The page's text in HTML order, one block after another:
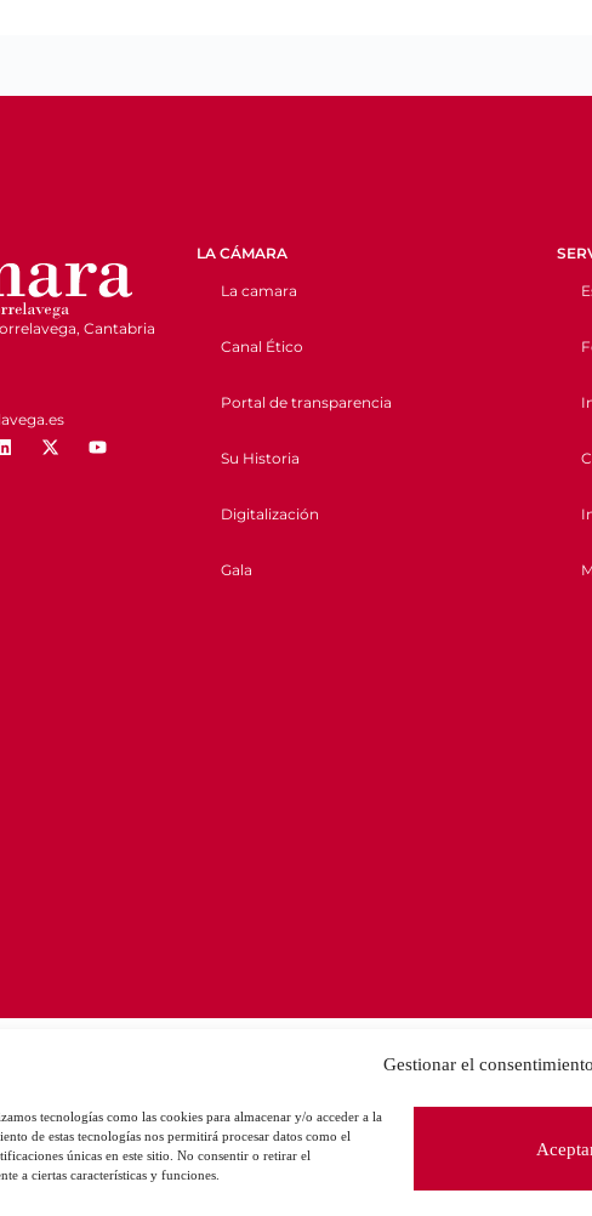
Gestionar el
tecnologías como las cookies para almacenar y/o acceder a la
de estas tecnologías nos permitirá procesar datos como el
únicas en este sitio. No consentir o retirar el
a ciertas características y funciones.
Cantabria
LA CÁMARA
La camara
Canal Ético
Portal de transparencia
Su Historia
Digitalización
Gala